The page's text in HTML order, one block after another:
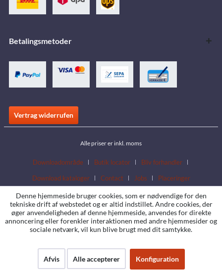
Betalingsmetoder
Vertrag widerrufen
Alle priser er inkl. moms
Downloadområde Butik locator
Bliv forhandler
Download kataloger
Contact Jobs Placeringer
Denne hjemmeside bruger cookies, som er nødvendige for den
tekniske drift af webstedet og er altid indstillet. Andre cookies, der
øger anvendeligheden af denne hjemmeside, anvendes for direkte
annoncering eller forenkler interaktionen med andre hjemmesider og
sociale netværk, vil kun blive brugt med dit samtykke.
Afvis Alle accepterer Konfiguration